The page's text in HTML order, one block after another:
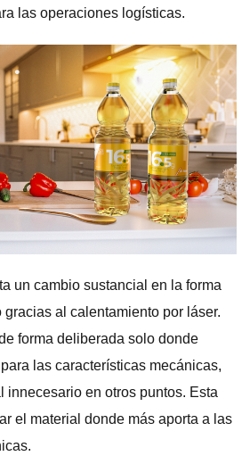
las operaciones logísticas.
un cambio sustancial en la forma
al calentamiento por láser.
forma deliberada solo donde
las características mecánicas,
innecesario en otros puntos. Esta
el material donde más aporta a las